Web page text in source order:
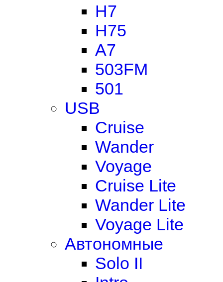
H7
H75
A7
503FM
501
USB
Cruise
Wander
Voyage
Cruise Lite
Wander Lite
Voyage Lite
Автономные
Solo II